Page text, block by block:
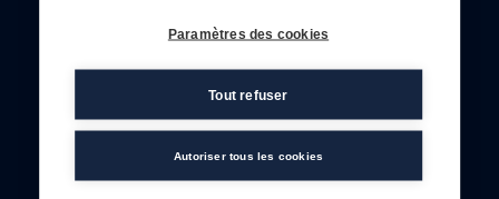
Paramètres des cookies
Tout refuser
Autoriser tous les cookies